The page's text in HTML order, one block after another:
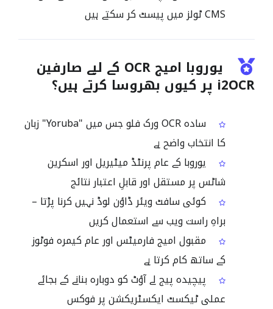
CMS ٹولز میں پیسٹ کر سکتے ہیں
یوروبا امیج OCR کے لیے صارفین
i2OCR پر کیوں بھروسا کرتے ہیں؟
سادہ OCR ورک فلو جس میں "Yoruba" زبان
کا انتخاب واضح ہے
یوروبا کے عام پرنٹڈ میٹیریل اور اسکرین
شاٹس پر مستقل اور قابلِ اعتبار نتائج
کوئی سافٹ ویئر ڈاؤن لوڈ نہیں کرنا پڑتا –
براہِ راست ویب سے استعمال کریں
مقبول امیج فارمیٹس اور عام کیمرہ فوٹوز
کے ساتھ کام کرتا ہے
پیچیدہ پیج لے آؤٹ کو دوبارہ بنانے کے بجائے
عملی ٹیکسٹ ایکسٹریکشن پر فوکس